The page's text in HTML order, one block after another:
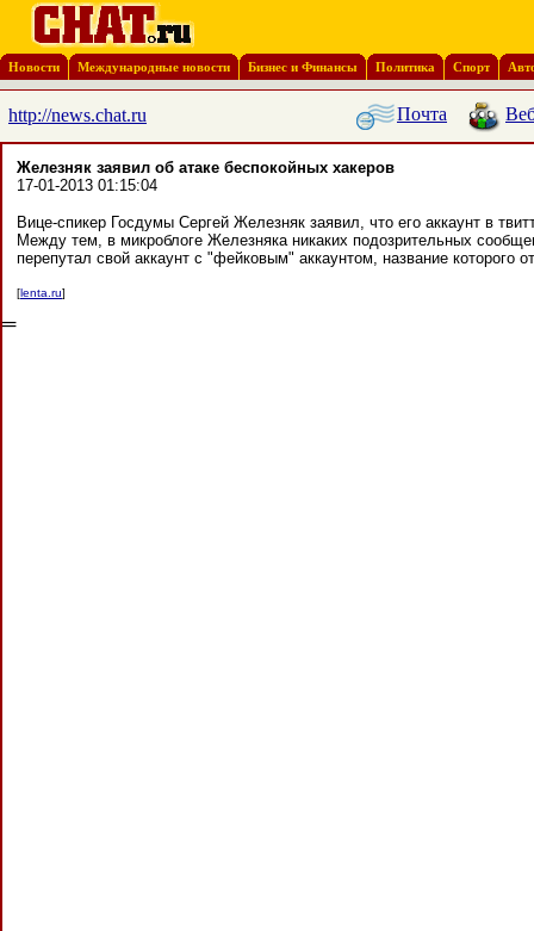
Новости Международные новости Бизнес и Финансы Политика Спорт
http://news.chat.ru Почта
Железняк заявил об атаке беспокойных хакеров
17-01-2013 01:15:04
Вице-спикер Госдумы Сергей Железняк заявил, что его аккаунт в
Между тем, в микроблоге Железняка никаких подозрительных
перепутал свой аккаунт с "фейковым" аккаунтом, название которого
[lenta.ru]
═